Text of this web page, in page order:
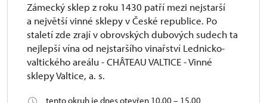
Zámecký sklep z roku 1430 patří mezi nejstarší
a největší vinné sklepy v České republice. Po
staletí zde zrají v obrovských dubových sudech ta
nejlepší vína od nejstaršího vinařství Lednicko-
valtického areálu - CHÂTEAU VALTICE - Vinné
sklepy Valtice, a. s.
tento okruh je dnes otevřen 10.00 – 15.00